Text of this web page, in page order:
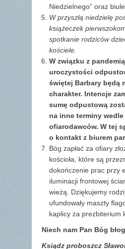
Niedzielnego” oraz
W przyszłą niedzielę
książeczek
spotkanie rodziców
kościele.
W związku z
uroczystości
świętej Barbary będą
charakter. Intencje
sumę odpustową
na inne terminy
ofiarodawców. W tej
o kontakt z biurem
Bóg zapłać za ofiary
kościoła, które są
dokończenie prac przy
iluminacji frontowej
wieżą. Dziękujemy
ufundowały maszty
kaplicy za prezbiterium
Niech nam Pan Bóg
Ksiądz proboszcz